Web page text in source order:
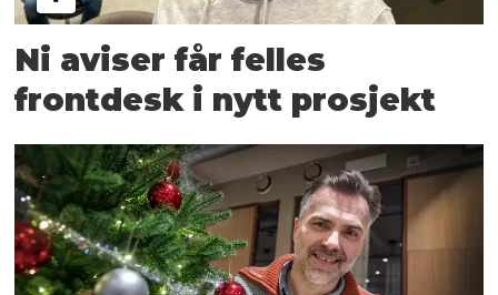
Ni aviser får felles
frontdesk i nytt prosjekt